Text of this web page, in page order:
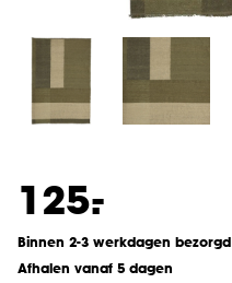
125.
-
Binnen 2-3 werkdagen bezorgd
Afhalen vanaf 5 dagen